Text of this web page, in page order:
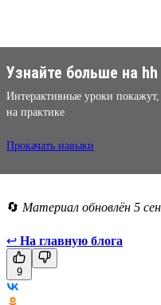
Узнайте больше на
Интерактивные уроки
на практике
Прокачать навыки
🔄 Материал обновлён 5
↩ На главную блога
9